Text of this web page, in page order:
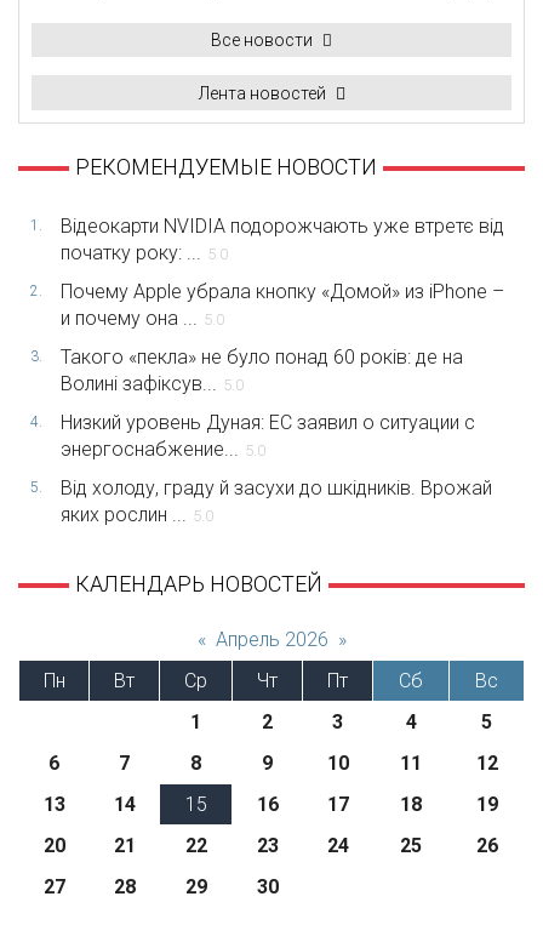
Все новости
Лента новостей
РЕКОМЕНДУЕМЫЕ НОВОСТИ
1.
Відеокарти NVIDIA подорожчають уже втретє від
початку року: ... 5.0
2.
Почему Apple убрала кнопку «Домой» из iPhone –
и почему она ... 5.0
3.
Такого «пекла» не було понад 60 років: де на
Волині зафіксув... 5.0
4.
Низкий уровень Дуная: ЕС заявил о ситуации с
энергоснабжение... 5.0
5.
Від холоду, граду й засухи до шкідників. Врожай
яких рослин ... 5.0
КАЛЕНДАРЬ НОВОСТЕЙ
« Апрель 2026 »
Пн
Вт Ср Чт Пт Сб
Вс
1
2 3 4
5
6
7 8 9 10 11
12
13
14 15 16 17 18
19
20
21 22 23 24 25
26
27
28 29 30